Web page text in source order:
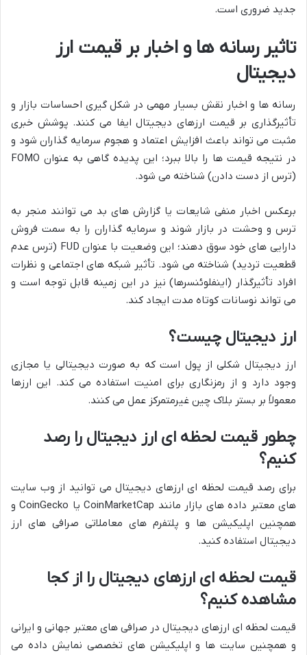
جدید ضروری است.
تاثیر رسانه ها و اخبار بر قیمت ارز
دیجیتال
رسانه ها و اخبار نقش بسیار مهمی در شکل گیری احساسات بازار و
تأثیرگذاری بر قیمت ارزهای دیجیتال ایفا می کنند. پوشش خبری
مثبت می تواند باعث افزایش اعتماد و هجوم سرمایه گذاران شود و
در نتیجه قیمت ها را بالا ببرد؛ این پدیده گاهی به عنوان FOMO
(ترس از دست دادن) شناخته می شود.
برعکس اخبار منفی شایعات یا گزارش های بد می توانند منجر به
ترس و وحشت در بازار شوند و سرمایه گذاران را به سمت فروش
دارایی های خود سوق دهند؛ این وضعیت با عنوان FUD (ترس عدم
قطعیت تردید) شناخته می شود. تأثیر شبکه های اجتماعی و نظرات
افراد تأثیرگذار (اینفلوئنسرها) نیز در این زمینه قابل توجه است و
می تواند نوسانات کوتاه مدت ایجاد کند.
ارز دیجیتال چیست؟
ارز دیجیتال شکلی از پول است که به صورت دیجیتالی یا مجازی
وجود دارد و از رمزنگاری برای امنیت استفاده می کند. این ارزها
معمولاً بر بستر بلاک چین غیرمتمرکز عمل می کنند.
چطور قیمت لحظه ای ارز دیجیتال را رصد
کنیم؟
برای رصد قیمت لحظه ای ارزهای دیجیتال می توانید از وب سایت
های معتبر داده های بازار مانند CoinMarketCap یا CoinGecko و
همچنین اپلیکیشن ها و پلتفرم های معاملاتی صرافی های ارز
دیجیتال استفاده کنید.
قیمت لحظه ای ارزهای دیجیتال را از کجا
مشاهده کنیم؟
قیمت لحظه ای ارزهای دیجیتال در صرافی های معتبر جهانی و ایرانی
و همچنین سایت ها و اپلیکیشن های تخصصی نمایش داده می